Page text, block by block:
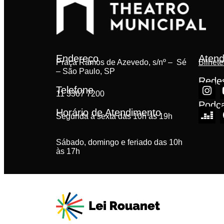
Endereço
Praça Ramos de Azevedo, s/nº – Sé
– São Paulo, SP
Telefone
11 3367 7200
Horário de Atendimento
Segunda à sexta das 10h às 19h
Sábado, domingo e feriado das 10h
às 17h